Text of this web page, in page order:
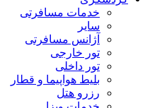
خدمات مسافرتی
سایر
آژانس مسافرتی
تور خارجی
تور داخلی
بلیط هواپیما و قطار
رزرو هتل